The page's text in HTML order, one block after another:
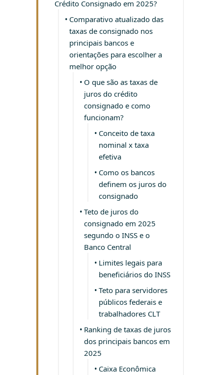
Crédito Consignado em 2025?
Comparativo atualizado das
taxas de consignado nos
principais bancos e
orientações para escolher a
melhor opção
O que são as taxas de
juros do crédito
consignado e como
funcionam?
Conceito de taxa
nominal x taxa
efetiva
Como os bancos
definem os juros do
consignado
Teto de juros do
consignado em 2025
segundo o INSS e o
Banco Central
Limites legais para
beneficiários do INSS
Teto para servidores
públicos federais e
trabalhadores CLT
Ranking de taxas de juros
dos principais bancos em
2025
Caixa Econômica